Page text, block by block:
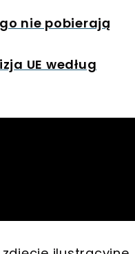
nie pobierają
UE według